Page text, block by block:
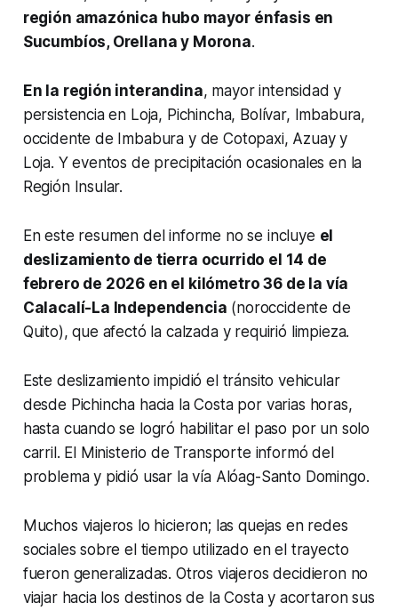
región amazónica hubo mayor énfasis en
Sucumbíos, Orellana y Morona.
En la región interandina, mayor intensidad y
persistencia en Loja, Pichincha, Bolívar, Imbabura,
occidente de Imbabura y de Cotopaxi, Azuay y
Loja. Y eventos de precipitación ocasionales en la
Región Insular.
En este resumen del informe no se incluye el
deslizamiento de tierra ocurrido el 14 de
febrero de 2026 en el kilómetro 36 de la vía
Calacalí-La Independencia (noroccidente de
Quito), que afectó la calzada y requirió limpieza.
Este deslizamiento impidió el tránsito vehicular
desde Pichincha hacia la Costa por varias horas,
hasta cuando se logró habilitar el paso por un solo
carril. El Ministerio de Transporte informó del
problema y pidió usar la vía Alóag-Santo Domingo.
Muchos viajeros lo hicieron; las quejas en redes
sociales sobre el tiempo utilizado en el trayecto
fueron generalizadas. Otros viajeros decidieron no
viajar hacia los destinos de la Costa y acortaron sus